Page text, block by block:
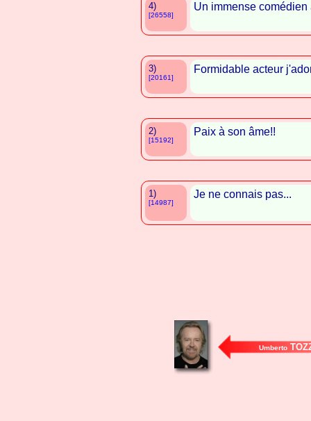
4)
[26558]
Un immense comédien
3)
[20161]
Formidable acteur
2)
[15192]
Paix à son âme!!
1)
[14987]
Je ne connais pas...
Umberto